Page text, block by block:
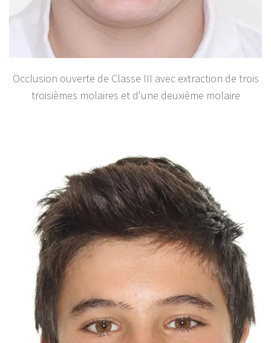
Occlusion ouverte de Classe III avec extraction de trois
troisièmes molaires et d'une deuxième molaire